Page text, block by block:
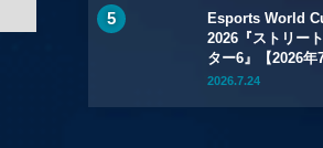
Esports World
2026『ストリー
ター6』【2026年
～8月1日】
2026.7.24